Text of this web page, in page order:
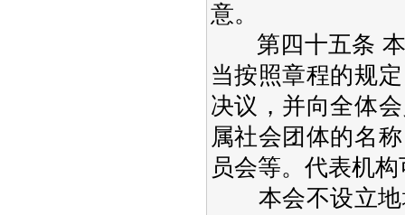
意。
第四十五条 本
当按照章程的规
决议，并向全体
属社会团体的名
员会等。代表机
本会不设立地